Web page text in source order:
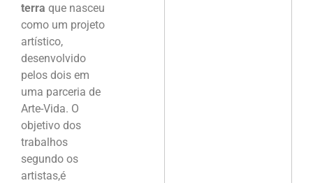
terra que nasceu
como um projeto
artístico,
desenvolvido
pelos dois em
uma parceria de
Arte-Vida. O
objetivo dos
trabalhos
segundo os
artistas,é